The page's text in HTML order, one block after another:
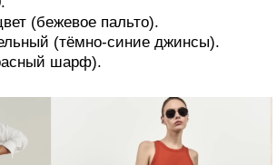
(бежевое пальто).
(тёмно-синие джинсы).
шарф).